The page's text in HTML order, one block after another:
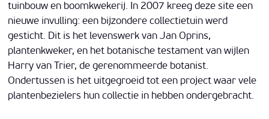
tuinbouw en boomkwekerij. In 2007 kreeg deze site een
nieuwe invulling: een bijzondere collectietuin werd
gesticht. Dit is het levenswerk van Jan Oprins,
plantenkweker, en het botanische testament van wijlen
Harry van Trier, de gerenommeerde botanist.
Ondertussen is het uitgegroeid tot een project waar vele
plantenbezielers hun collectie in hebben ondergebracht.